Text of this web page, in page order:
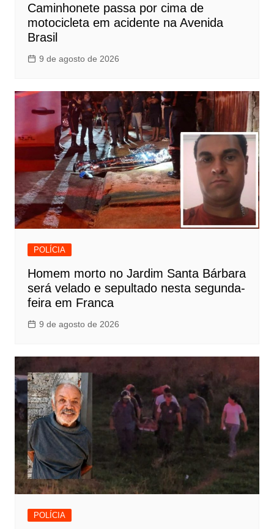
Caminhonete passa por cima de
motocicleta em acidente na Avenida
Brasil
9 de agosto de 2026
POLÍCIA
Homem morto no Jardim Santa Bárbara
será velado e sepultado nesta segunda-
feira em Franca
9 de agosto de 2026
POLÍCIA